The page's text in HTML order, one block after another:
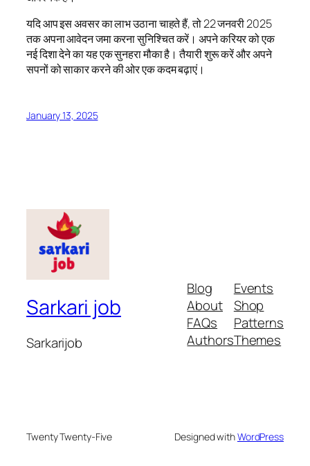
यदि आप इस अवसर का लाभ उठाना चाहते हैं, तो 22 जनवरी 2025
तक अपना आवेदन जमा करना सुनिश्चित करें। अपने करियर को एक
नई दिशा देने का यह एक सुनहरा मौका है। तैयारी शुरू करें और अपने
सपनों को साकार करने की ओर एक कदम बढ़ाएं।
January 13, 2025
Sarkari job
Sarkarijob
Blog
About
FAQs
Authors
Events
Shop
Patterns
Themes
Twenty Twenty-Five Designed withWordPress